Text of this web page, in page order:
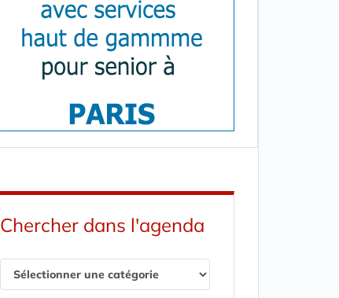
Chercher dans l'agenda